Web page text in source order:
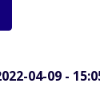
04-09 -